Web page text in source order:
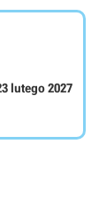
lutego 2027